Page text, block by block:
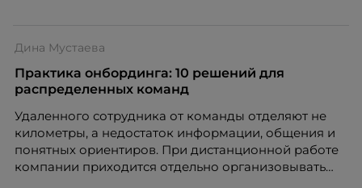
Дина Мустаева
Практика онбординга: 10 решений для
распределенных команд
Удаленного сотрудника от команды отделяют не
километры, а недостаток информации, общения и
понятных ориентиров. При дистанционной работе
компании приходится отдельно организовывать